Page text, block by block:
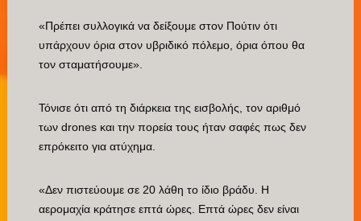
«Πρέπει συλλογικά να δείξουμε στον Πούτιν ότι
υπάρχουν όρια στον υβριδικό πόλεμο, όρια όπου θα
τον σταματήσουμε».
Τόνισε ότι από τη διάρκεια της εισβολής, τον αριθμό
των drones και την πορεία τους ήταν σαφές πως δεν
επρόκειτο για ατύχημα.
«Δεν πιστεύουμε σε 20 λάθη το ίδιο βράδυ. Η
αερομαχία κράτησε επτά ώρες. Επτά ώρες δεν είναι